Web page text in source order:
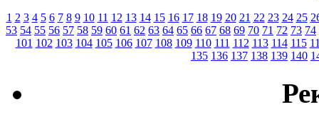
1 2 3 4 5 6 7 8 9 10 11 12 13 14 15 16 17 18 19 20 21 22 23 24 25
53 54 55 56 57 58 59 60 61 62 63 64 65 66 67 68 69 70 71 72 73 74
101 102 103 104 105 106 107 108 109 110 111 112 113 114 115
135 136 137 138 139 140